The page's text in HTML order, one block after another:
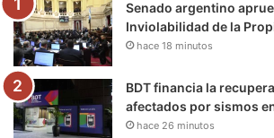
o
k
r
e
r
m
Senado argentino
Inviolabilidad de la
hace 18 minutos
BDT financia la
afectados por sismos
hace 26 minutos